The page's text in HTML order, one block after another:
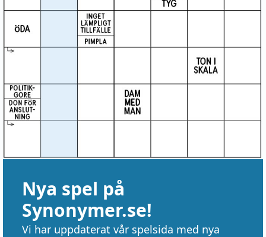
Nya spel på
Synonymer.se!
Vi har uppdaterat vår spelsida med nya